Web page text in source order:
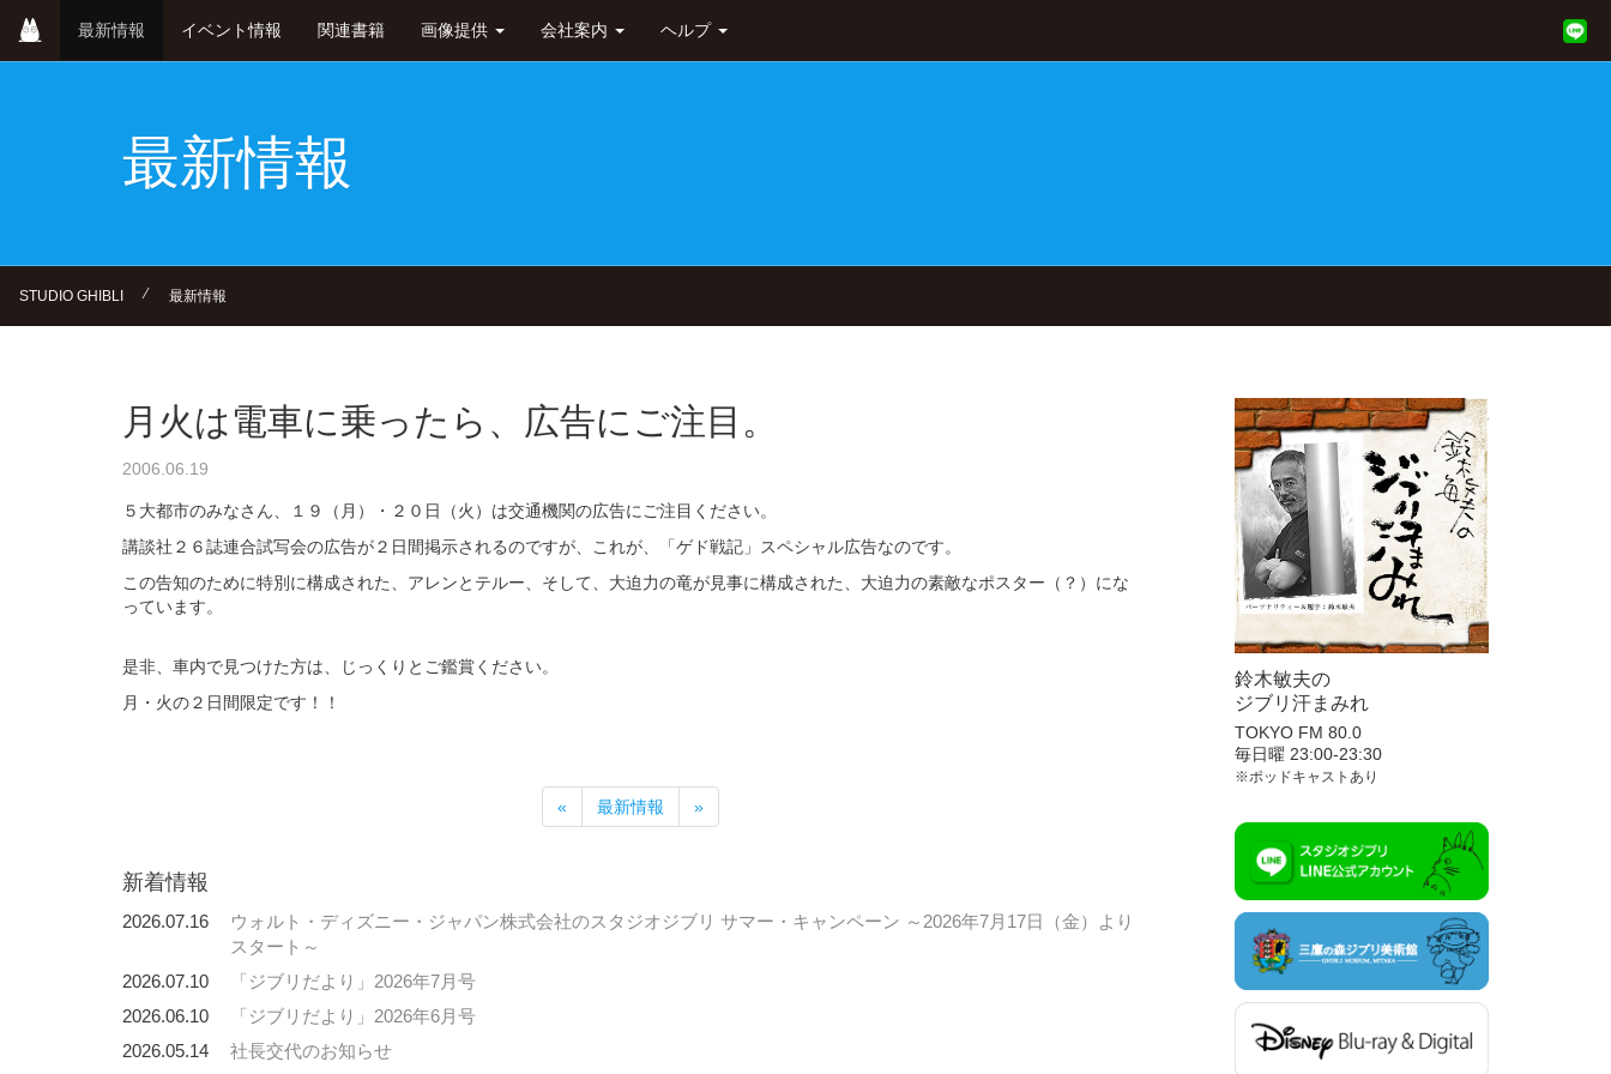
main
最新情報 イベント情報 関連書籍 画像提供 会社案内 ヘルプ
最新情報
STUDIO GHIBLI ⁄ 最新情報
月火は電車に乗ったら、広告にご注目。
2006.06.19
５大都市のみなさん、１９（月）・２０日（火）は交通機関の広告にご注目ください。
講談社２６誌連合試写会の広告が２日間掲示されるのですが、これが、「ゲド戦記」スペシャル広告なのです。
この告知のために特別に構成された、アレンとテルー、そして、大迫力の竜が見事に構成された、大迫力の素敵なポスター（？）にな
っています。
是非、車内で見つけた方は、じっくりとご鑑賞ください。
月・火の２日間限定です！！
« 最新情報 »
新着情報
2026.07.16
ウォルト・ディズニー・ジャパン株式会社のスタジオジブリ サマー・キャンペーン ～2026年7月17日（金）より
スタート～
2026.07.10
「ジブリだより」2026年7月号
2026.06.10
「ジブリだより」2026年6月号
2026.05.14
社長交代のお知らせ
鈴木敏夫の
ジブリ汗まみれ
TOKYO FM 80.0
毎日曜 23:00-23:30
※ポッドキャストあり